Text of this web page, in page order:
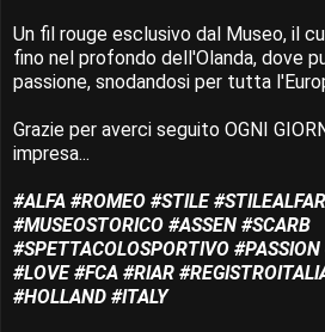
Un fil rouge esclusivo dal Museo, il
fino nel profondo dell'Olanda, dove
passione, snodandosi per tutta
Grazie per averci seguito OGNI
impresa...
#ALFA #ROMEO #STILE
#MUSEOSTORICO #ASSEN #SCARB
#SPETTACOLOSPORTIVO
#LOVE #FCA #RIAR
#HOLLAND #ITALY